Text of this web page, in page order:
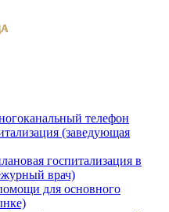
телефон
(заведующая
госпитализация в
врач)
для основного